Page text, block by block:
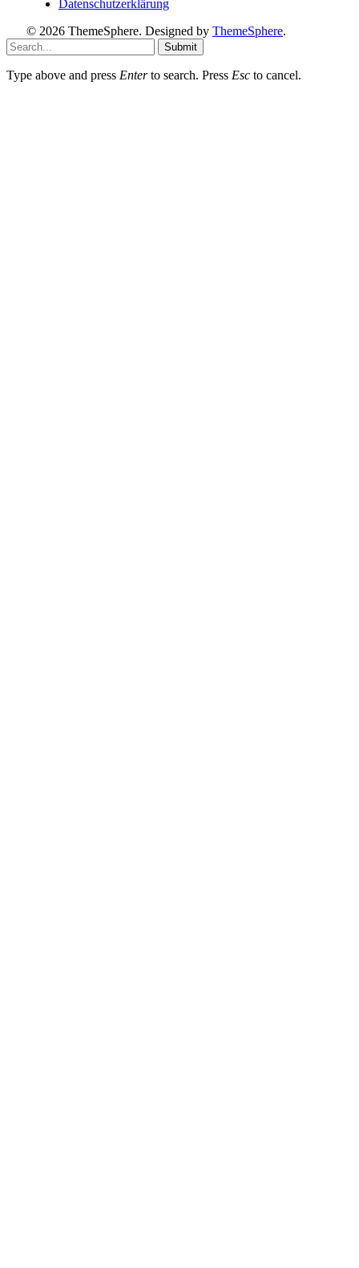
Datenschutzerklärung
© 2026 ThemeSphere. Designed by ThemeSphere.
Submit
Type above and press Enterto search. Press Esc to cancel.